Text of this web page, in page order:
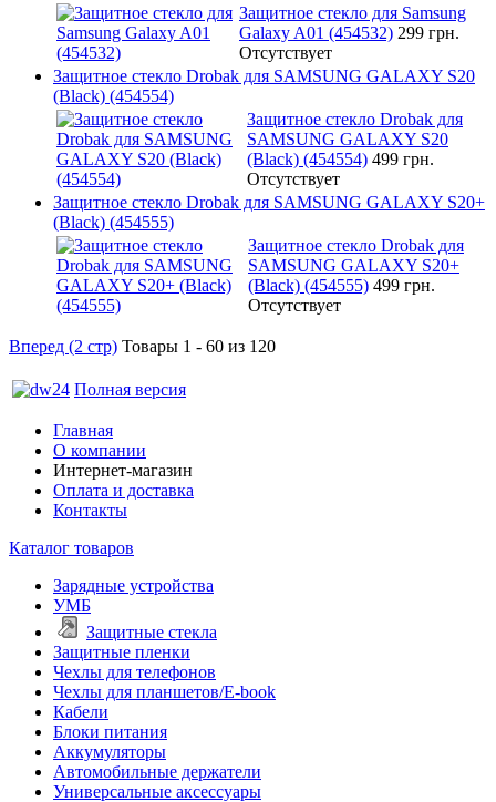
Защитное стекло для Samsung
Galaxy A01 (454532) 299 грн.
Отсутствует
Защитное стекло Drobak для SAMSUNG GALAXY S20
(Black) (454554)
Защитное стекло Drobak для
SAMSUNG GALAXY S20
(Black) (454554) 499 грн.
Отсутствует
Защитное стекло Drobak для SAMSUNG GALAXY S20+
(Black) (454555)
Защитное стекло Drobak для
SAMSUNG GALAXY S20+
(Black) (454555) 499 грн.
Отсутствует
Вперед (2 стр) Товары 1 - 60 из 120
Полная версия
Главная
О компании
Интернет-магазин
Оплата и доставка
Контакты
Каталог товаров
Зарядные устройства
УМБ
Защитные стекла
Защитные пленки
Чехлы для телефонов
Чехлы для планшетов/E-book
Кабели
Блоки питания
Аккумуляторы
Автомобильные держатели
Универсальные аксессуары